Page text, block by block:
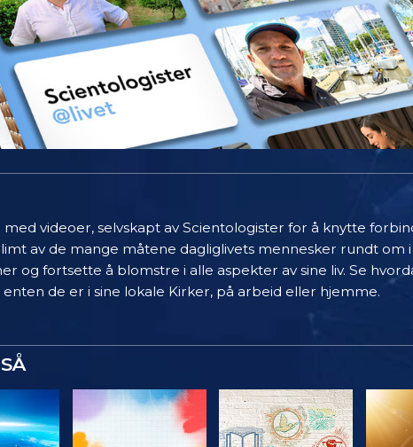
med videoer, selvskapt av Scientologister for å knytte
av de mange måtene dagliglivets mennesker rundt om
og fortsette å blomstre i alle aspekter av sine liv. Se
de er i sine lokale Kirker, på arbeid eller hjemme.